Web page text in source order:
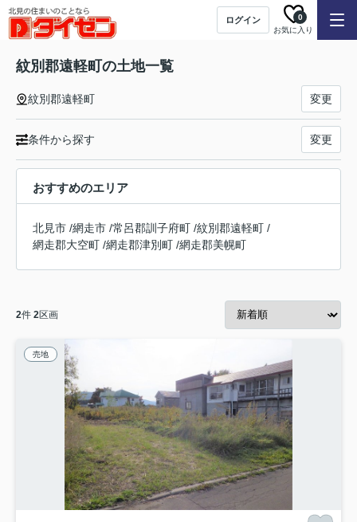
ログイン
お気に入り
0
紋別郡遠軽町の土地一覧
紋別郡遠軽町 変更
条件から探す 変更
おすすめのエリア
北見市 /網走市 /常呂郡訓子府町 /紋別郡遠軽町 /
網走郡大空町 /網走郡津別町 /網走郡美幌町
2件 2区画
売地